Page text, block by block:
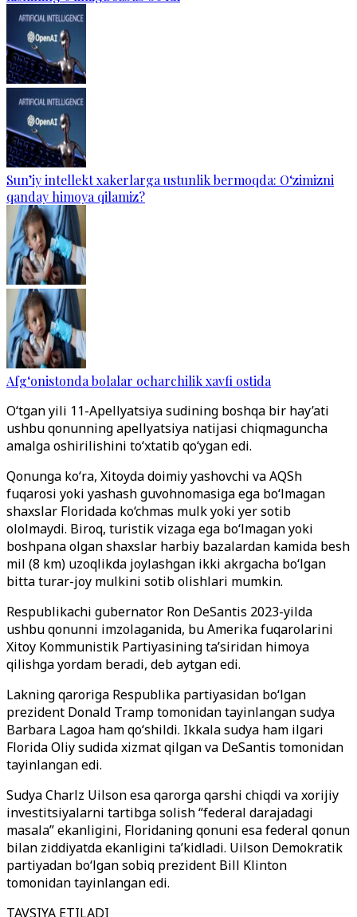
Sun’iy intellekt xakerlarga ustunlik bermoqda: O‘zimizni
qanday himoya qilamiz?
Afg‘onistonda bolalar ocharchilik xavfi ostida
O‘tgan yili 11-Apellyatsiya sudining boshqa bir hay’ati
ushbu qonunning apellyatsiya natijasi chiqmaguncha
amalga oshirilishini to‘xtatib qo‘ygan edi.
Qonunga ko‘ra, Xitoyda doimiy yashovchi va AQSh
fuqarosi yoki yashash guvohnomasiga ega bo‘lmagan
shaxslar Floridada ko‘chmas mulk yoki yer sotib
ololmaydi. Biroq, turistik vizaga ega bo‘lmagan yoki
boshpana olgan shaxslar harbiy bazalardan kamida besh
mil (8 km) uzoqlikda joylashgan ikki akrgacha bo‘lgan
bitta turar-joy mulkini sotib olishlari mumkin.
Respublikachi gubernator Ron DeSantis 2023-yilda
ushbu qonunni imzolaganida, bu Amerika fuqarolarini
Xitoy Kommunistik Partiyasining ta’siridan himoya
qilishga yordam beradi, deb aytgan edi.
Lakning qaroriga Respublika partiyasidan bo‘lgan
prezident Donald Tramp tomonidan tayinlangan sudya
Barbara Lagoa ham qo‘shildi. Ikkala sudya ham ilgari
Florida Oliy sudida xizmat qilgan va DeSantis tomonidan
tayinlangan edi.
Sudya Charlz Uilson esa qarorga qarshi chiqdi va xorijiy
investitsiyalarni tartibga solish “federal darajadagi
masala” ekanligini, Floridaning qonuni esa federal qonun
bilan ziddiyatda ekanligini ta’kidladi. Uilson Demokratik
partiyadan bo‘lgan sobiq prezident Bill Klinton
tomonidan tayinlangan edi.
TAVSIYA ETILADI